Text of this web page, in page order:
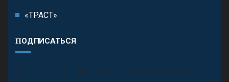
«ТРАСТ»
ПОДПИСАТЬСЯ
П олучить последние обновления и предложения.